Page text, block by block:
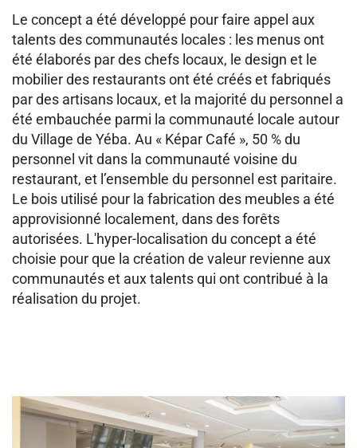
Le concept a été développé pour faire appel aux
talents des communautés locales : les menus ont
été élaborés par des chefs locaux, le design et le
mobilier des restaurants ont été créés et fabriqués
par des artisans locaux, et la majorité du personnel a
été embauchée parmi la communauté locale autour
du Village de Yéba. Au « Képar Café », 50 % du
personnel vit dans la communauté voisine du
restaurant, et l’ensemble du personnel est paritaire.
Le bois utilisé pour la fabrication des meubles a été
approvisionné localement, dans des forêts
autorisées. L'hyper-localisation du concept a été
choisie pour que la création de valeur revienne aux
communautés et aux talents qui ont contribué à la
réalisation du projet.